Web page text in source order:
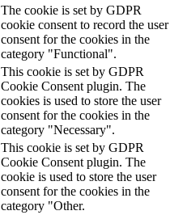
The cookie is set by GDPR
cookie consent to record the user
consent for the cookies in the
category "Functional".
This cookie is set by GDPR
Cookie Consent plugin. The
cookies is used to store the user
consent for the cookies in the
category "Necessary".
This cookie is set by GDPR
Cookie Consent plugin. The
cookie is used to store the user
consent for the cookies in the
category "Other.